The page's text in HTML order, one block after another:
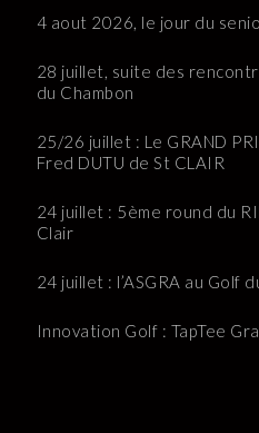
4 aout 2026, le jour du
28 juillet, suite des
du Chambon
25/26 juillet : Le GRAND
Fred DUTU de St CLAIR
24 juillet : 5ème round du
Clair
24 juillet : l’ASGRA au Golf
Innovation Golf : TapTee